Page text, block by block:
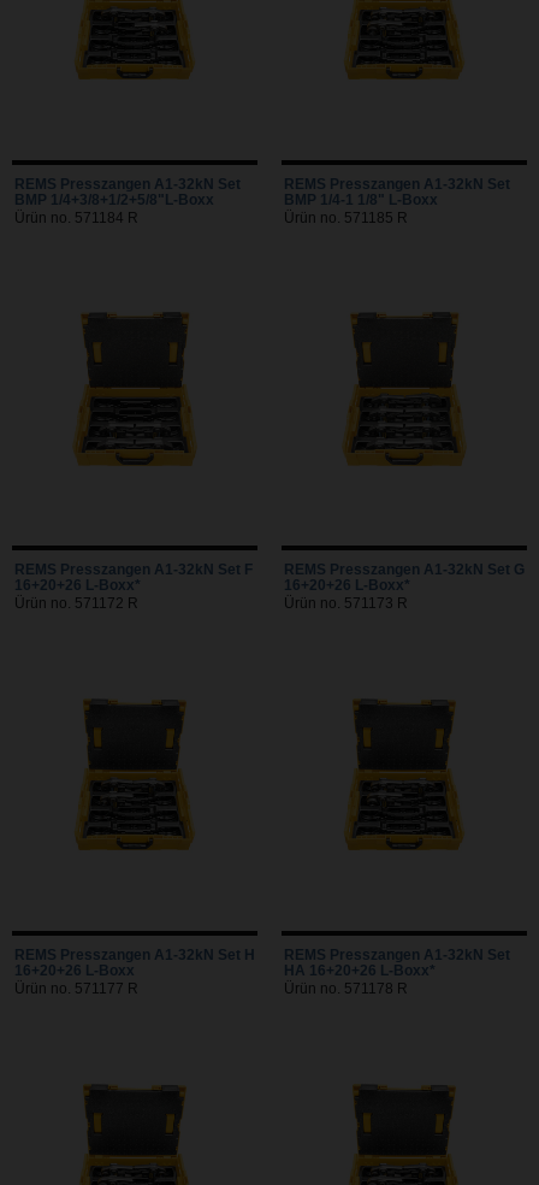
REMS Presszangen A1-32kN Set
BMP 1/4+3/8+1/2+5/8"L-Boxx
Ürün no. 571184 R
REMS Presszangen A1-32kN Set
BMP 1/4-1 1/8" L-Boxx
Ürün no. 571185 R
REMS Presszangen A1-32kN Set F
16+20+26 L-Boxx*
Ürün no. 571172 R
REMS Presszangen A1-32kN Set G
16+20+26 L-Boxx*
Ürün no. 571173 R
REMS Presszangen A1-32kN Set H
16+20+26 L-Boxx
Ürün no. 571177 R
REMS Presszangen A1-32kN Set
HA 16+20+26 L-Boxx*
Ürün no. 571178 R